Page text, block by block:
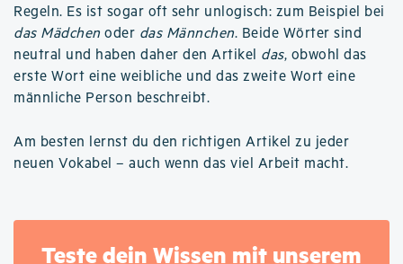
Regeln. Es ist sogar oft sehr unlogisch: zum Beispiel bei
das Mädchen oder das Männchen. Beide Wörter sind
neutral und haben daher den Artikel das, obwohl das
erste Wort eine weibliche und das zweite Wort eine
männliche Person beschreibt.
Am besten lernst du den richtigen Artikel zu jeder
neuen Vokabel – auch wenn das viel Arbeit macht.
Teste dein Wissen mit unserem